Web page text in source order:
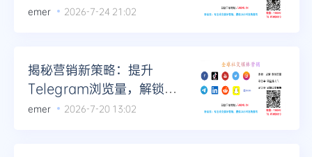
emer 2026-7-24 21:02
揭秘营销新策略：提升
Telegram浏览量，解锁品
牌增长潜力
emer 2026-7-20 13:02